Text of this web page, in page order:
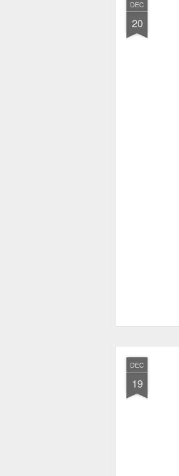
DEC
20
DEC
19